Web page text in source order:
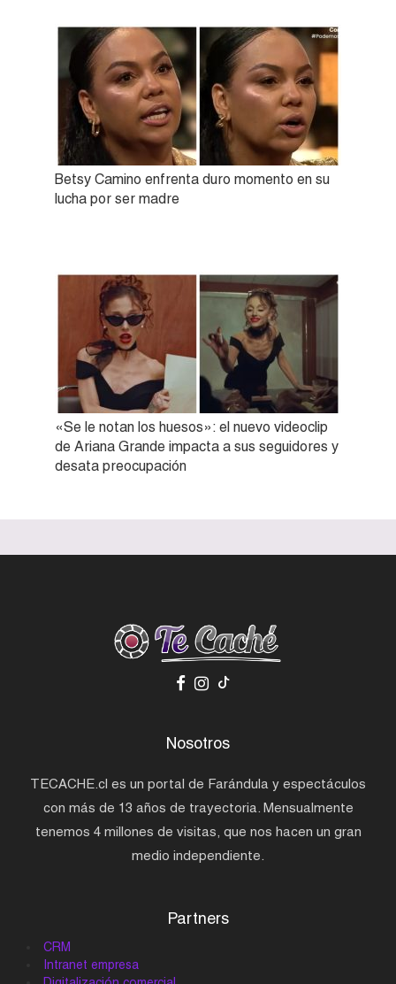
Betsy Camino enfrenta duro momento en su
lucha por ser madre
«Se le notan los huesos»: el nuevo videoclip
de Ariana Grande impacta a sus seguidores y
desata preocupación
Nosotros
TECACHE.cl es un portal de Farándula y espectáculos
con más de 13 años de trayectoria. Mensualmente
tenemos 4 millones de visitas, que nos hacen un gran
medio independiente.
Partners
CRM
Intranet empresa